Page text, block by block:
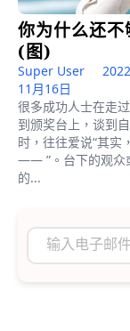
你为什么还不
(图)
Super User
11月16日
很多成功人士在走
到颁奖台上，谈到
时，往往爱说“其实
—— ”。台下的观众
的...